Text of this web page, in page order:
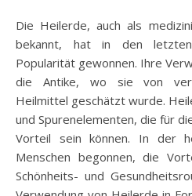
Die Heilerde, auch als medizinische Erde oder Tonerde
bekannt, hat in den
Popularität gewonnen. Ihre
die Antike, wo sie von
Heilmittel geschätzt wurde.
und Spurenelementen, die für
Vorteil sein können. In der
Menschen begonnen, die
Schönheits- und